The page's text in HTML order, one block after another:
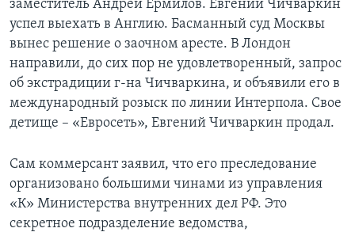
заместитель Андрей Ермилов. Евгений Чичваркин
успел выехать в Англию. Басманный суд Москвы
вынес решение о заочном аресте. В Лондон
направили, до сих пор не удовлетворенный, запрос
об экстрадиции г-на Чичваркина, и объявили его в
международный розыск по линии Интерпола. Свое
детище – «Евросеть», Евгений Чичваркин продал.
Сам коммерсант заявил, что его преследование
организовано большими чинами из управления
«К» Министерства внутренних дел РФ. Это
секретное подразделение ведомства,